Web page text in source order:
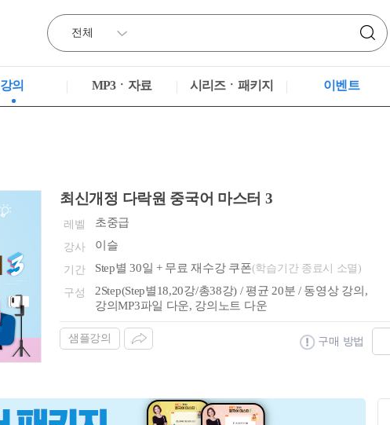
강의 MP3ㆍ자료 시리즈ㆍ패키지 이벤트
최신개정 다락원 중국어 마스터 3
레벨 초중급
강사 이슬
기간 Step별 30일 + 무료 재수강 쿠폰(학습기간 종료시 소멸)
구성
2Step(Step별18,20강/총38강) / 평균 20분 / 동영상 강의,
강의MP3파일 다운, 강의노트 다운
샘플강의 구매 방법